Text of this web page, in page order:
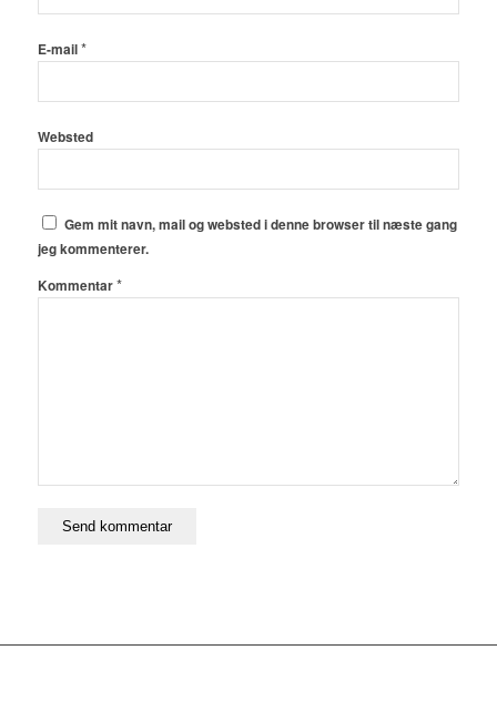
E-mail*
Websted
Gem mit navn, mail og websted i denne browser til næste gang
jeg kommenterer.
Kommentar*